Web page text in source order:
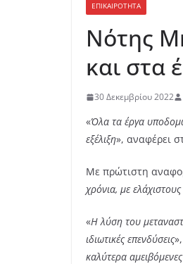
ΕΠΙΚΑΙΡΟΤΗΤΑ
Νότης
και στα
30 Δεκεμβρίου 2022
«Όλα τα έργα
εξέλιξη», αναφέρει
Με πρώτιστη
χρόνια, με
«Η λύση του
ιδιωτικές επενδύσεις
καλύτερα